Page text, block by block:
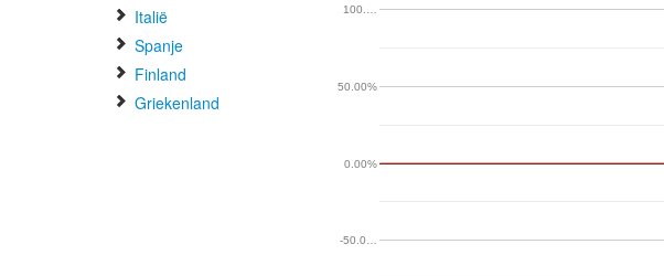
Italië
Spanje
Finland
Griekenland
-50.0…
0.00%
50.00%
100.…